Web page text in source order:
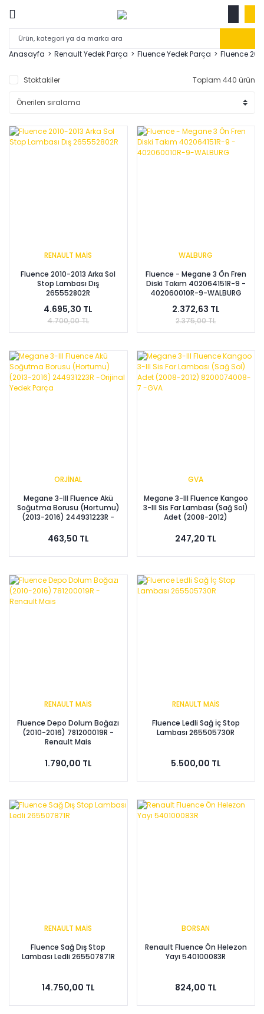
Anasayfa Renault Yedek Parça Fluence Yedek Parça Fluence
Stoktakiler Toplam 440 ürün
RENAULT MAİS
Fluence 2010-2013 Arka Sol
Stop Lambası Dış
265552802R
4.695,30 TL
4.700,00 TL
WALBURG
Fluence - Megane 3 Ön Fren
Diski Takım 402064151R-9 -
402060010R-9-WALBURG
2.372,63 TL
2.375,00 TL
ORJİNAL
Megane 3-III Fluence Akü
Soğutma Borusu (Hortumu)
(2013-2016) 244931223R -
463,50 TL
GVA
Megane 3-III Fluence Kangoo
3-III Sis Far Lambası (Sağ Sol)
Adet (2008-2012)
247,20 TL
RENAULT MAİS
Fluence Depo Dolum Boğazı
(2010-2016) 781200019R -
Renault Mais
1.790,00 TL
RENAULT MAİS
Fluence Ledli Sağ İç Stop
Lambası 265505730R
5.500,00 TL
RENAULT MAİS
Fluence Sağ Dış Stop
Lambası Ledli 265507871R
14.750,00 TL
BORSAN
Renault Fluence Ön Helezon
Yayı 540100083R
824,00 TL